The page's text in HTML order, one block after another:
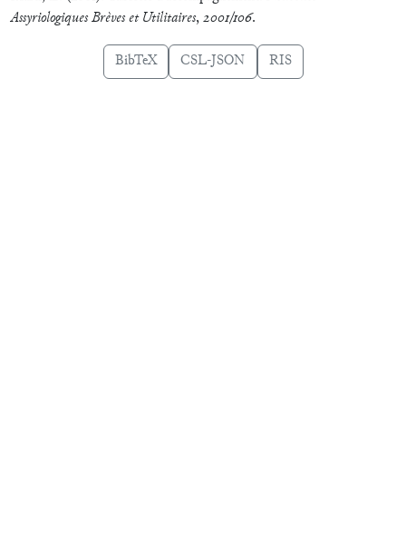
Assyriologiques Brèves et Utilitaires,2001/106.
BibTeX CSL-JSON RIS